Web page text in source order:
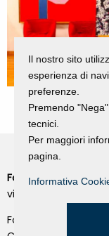
Fondazione Dino
viale Bologna 288,
Fondo dot. euro
Il nostro sito
esperienza di
preferenze.
Premendo
tecnici.
Per maggiori
pagina.
Informativa